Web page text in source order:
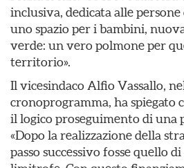
inclusiva, dedicata alle
uno spazio per i bambini,
verde: un vero polmone per
territorio».
Il vicesindaco Alfio Vassallo,
cronoprogramma, ha spiegato
il logico proseguimento di una
«Dopo la realizzazione della
passo successivo fosse quello